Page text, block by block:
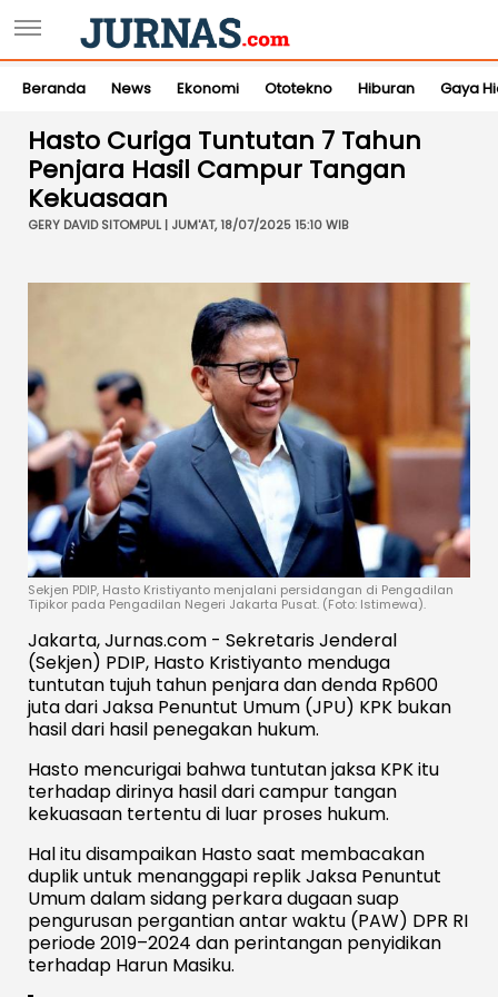
Beranda News Ekonomi Ototekno Hiburan Gaya
Hasto Curiga Tuntutan 7 Tahun
Penjara Hasil Campur Tangan
Kekuasaan
GERY DAVID SITOMPUL | JUM'AT, 18/07/2025 15:10 WIB
Sekjen PDIP, Hasto Kristiyanto menjalani persidangan di Pengadilan
Tipikor pada Pengadilan Negeri Jakarta Pusat. (Foto: Istimewa).
Jakarta, Jurnas.com - Sekretaris Jenderal
(Sekjen) PDIP, Hasto Kristiyanto menduga
tuntutan tujuh tahun penjara dan denda Rp600
juta dari Jaksa Penuntut Umum (JPU) KPK bukan
hasil dari hasil penegakan hukum.
Hasto mencurigai bahwa tuntutan jaksa KPK itu
terhadap dirinya hasil dari campur tangan
kekuasaan tertentu di luar proses hukum.
Hal itu disampaikan Hasto saat membacakan
duplik untuk menanggapi replik Jaksa Penuntut
Umum dalam sidang perkara dugaan suap
pengurusan pergantian antar waktu (PAW) DPR RI
periode 2019–2024 dan perintangan penyidikan
terhadap Harun Masiku.